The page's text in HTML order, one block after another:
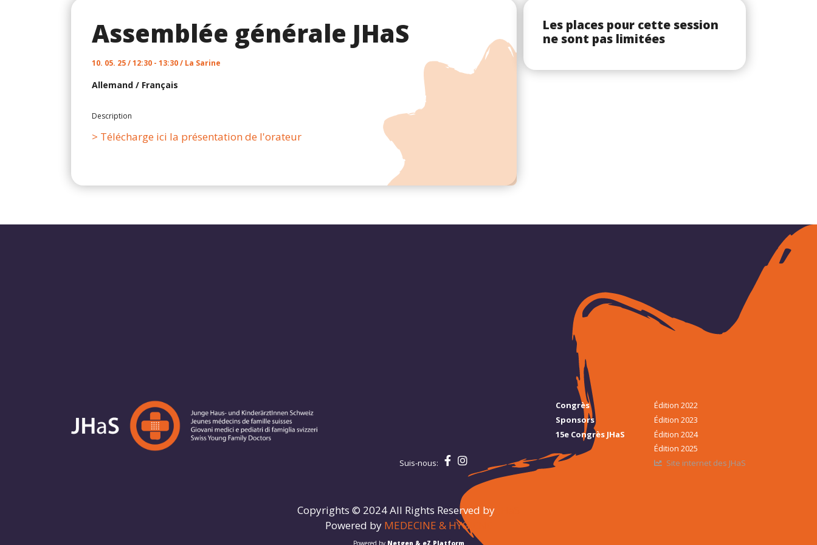
Assemblée générale JHaS
10. 05. 25 / 12:30 - 13:30 / La Sarine
Allemand / Français
Description
> Télécharge ici la présentation de l'orateur
Les places pour cette session
ne sont pas limitées
Suis-nous:
Congrès
Sponsors
15e Congrès JHaS
Édition 2022
Édition 2023
Édition 2024
Édition 2025
Site internet des JHaS
Copyrights © 2024 All Rights Reserved by
Powered by MEDECINE & HYGIENE
Powered by Netgen & eZ Platform